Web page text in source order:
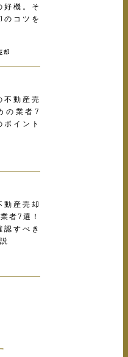
好機。そ
のコツを
却
不動産売
の業者7
イント
動産売却
者7選！
すべき